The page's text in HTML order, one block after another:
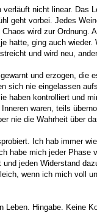
verläuft nicht linear. Das
geht vorbei. Jedes
wird zur Ordnung.
hatte, ging auch
und wird neu,
und erzogen, die
sich nie eingelassen
haben kontrolliert und
waren, teils
nie die Wahrheit über
Ich hab immer
habe mich jeder Phase
jeden Widerstand
wenn ich mich voll
Leben. Hingabe. Keine